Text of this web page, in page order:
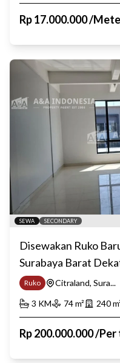
Rp17.000.000/
SEWA SECONDARY
Disewakan Ruko
Surabaya Barat
Lontar
Ruko
Citraland, Sura...
3 KM 74m² 240
Rp200.000.000/Per